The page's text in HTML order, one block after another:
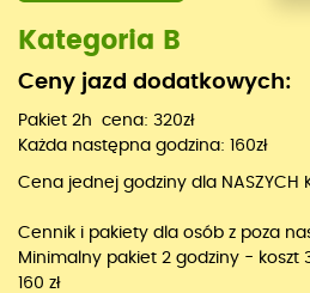
Kategoria B
Ceny jazd dodatkowych:
Pakiet 2h cena: 320zł
Każda następna godzina: 160zł
Cena jednej godziny dla NASZYCH
Cennik i pakiety dla osób z poza
Minimalny pakiet 2 godziny - koszt
160 zł